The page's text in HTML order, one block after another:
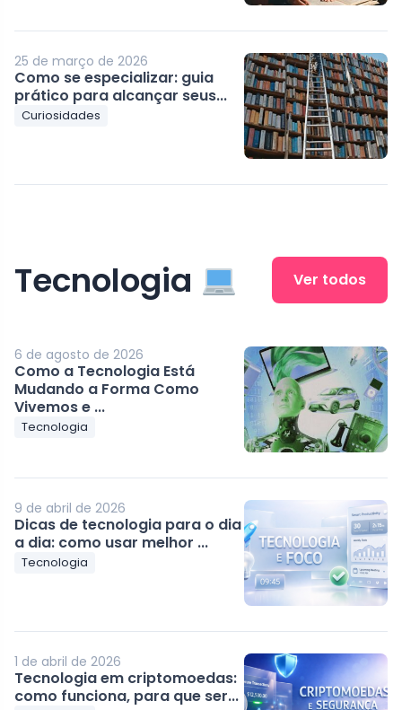
25 de março de 2026
Como se especializar: guia
prático para alcançar seus...
Curiosidades
Tecnologia Ver todos
6 de agosto de 2026
Como a Tecnologia Está
Mudando a Forma Como
Vivemos e ...
Tecnologia
9 de abril de 2026
Dicas de tecnologia para o dia
a dia: como usar melhor ...
Tecnologia
1 de abril de 2026
Tecnologia em criptomoedas:
como funciona, para que ser...